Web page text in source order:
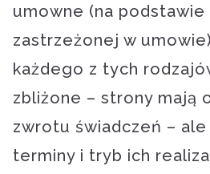
umowne (na podstawie
zastrzeżonej w
każdego z tych
zbliżone – strony mają
zwrotu świadczeń – ale
terminy i tryb ich